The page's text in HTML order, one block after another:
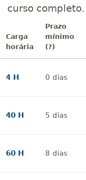
curso completo.
Carga
horária
Prazo
mínimo
(?)
4 H 0 dias
40 H 5 dias
60 H 8 dias